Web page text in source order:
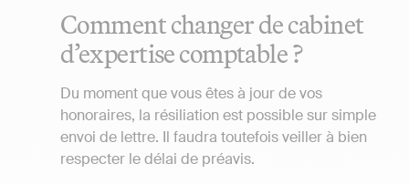
Comment changer de cabinet
d’expertise comptable ?
Du moment que vous êtes à jour de vos
honoraires, la résiliation est possible sur simple
envoi de lettre. Il faudra toutefois veiller à bien
respecter le délai de préavis.